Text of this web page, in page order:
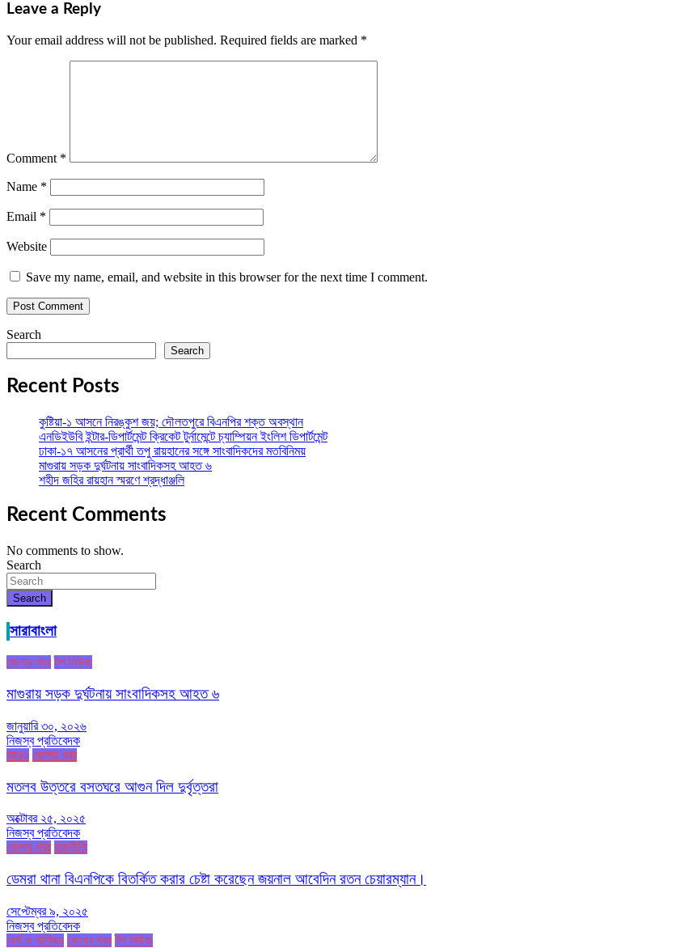
Leave a Reply
Your email address will not be published. Required fields are marked *
Comment *
Name *
Email *
Website
Save my name, email, and website in this browser for the next time I comment.
Search
Search
Recent Posts
কুষ্টিয়া-১ আসনে নিরঙ্কুশ জয়; দৌলতপুরে বিএনপির শক্ত অবস্থান
এনডিইউবি ইন্টার-ডিপার্টমেন্ট ক্রিকেট টুর্নামেন্টে চ্যাম্পিয়ন ইংলিশ ডিপার্টমেন্ট
ঢাকা-১৭ আসনের প্রার্থী তপু রায়হানের সঙ্গে সাংবাদিকদের মতবিনিময়
মাগুরায় সড়ক দুর্ঘটনায় সাংবাদিকসহ আহত ৬
শহীদ জহির রায়হান স্মরণে শ্রদ্ধাঞ্জলি
Recent Comments
No comments to show.
Search
Search
সারাবাংলা
জেলার খবর টপ নিউজ
মাগুরায় সড়ক দুর্ঘটনায় সাংবাদিকসহ আহত ৬
জানুয়ারি ৩০, ২০২৬
নিজস্ব প্রতিবেদক
আরও জেলার খবর
মতলব উত্তরে বসতঘরে আগুন দিল দুর্বৃত্তরা
অক্টোবর ২৫, ২০২৫
নিজস্ব প্রতিবেদক
জেলার খবর রাজনীতি
ডেমরা থানা বিএনপিকে বিতর্কিত করার চেষ্টা করেছেন জয়নাল আবেদিন রতন চেয়ারম্যান।
সেপ্টেম্বর ৯, ২০২৫
নিজস্ব প্রতিবেদক
অর্থ ও বাণিজ্য জেলার খবর টপ নিউজ